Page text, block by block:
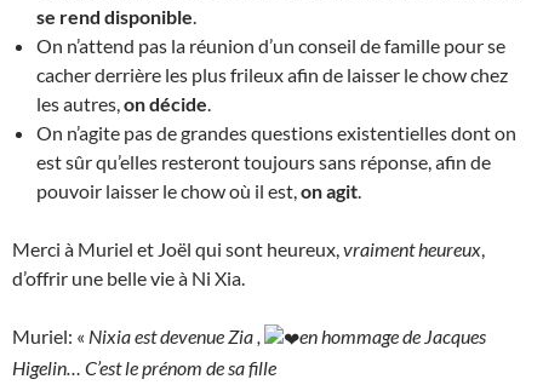
se rend disponible.
On n’attend pas la réunion d’un conseil de famille pour se
cacher derrière les plus frileux afin de laisser le chow chez
les autres,on décide.
On n’agite pas de grandes questions existentielles dont on
est sûr qu’elles resteront toujours sans réponse, afin de
pouvoir laisser le chow où il est,on agit.
Merci à Muriel et Joël qui sont heureux,vraiment heureux,
d’offrir une belle vie à Ni Xia.
Muriel: « Nixia est devenue Zia ️,
en hommage de Jacques
Higelin… C’est le prénom de sa fille